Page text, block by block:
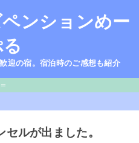
ペンションめー
迎の宿。宿泊時のご感想も紹介
=
ルが出ました。